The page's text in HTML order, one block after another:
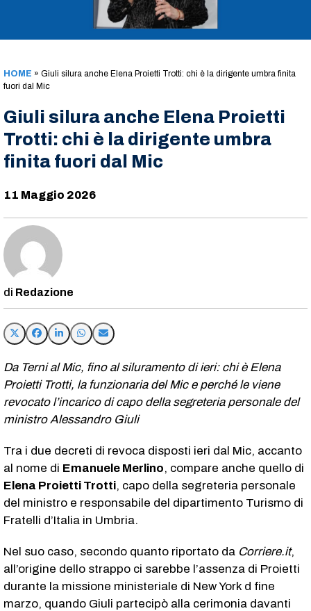
HOME » Giuli silura anche Elena Proietti Trotti: chi è la dirigente umbra finita
fuori dal Mic
Giuli silura anche Elena Proietti
Trotti: chi è la dirigente umbra
finita fuori dal Mic
11 Maggio 2026
Redazione
Da Terni al Mic, fino al siluramento di ieri: chi è Elena
Proietti Trotti, la funzionaria del Mic e perché le viene
revocato l’incarico di capo della segreteria personale del
ministro Alessandro Giuli
Tra i due decreti di revoca disposti ieri dal Mic, accanto
al nome di Emanuele Merlino, compare anche quello di
Elena Proietti Trotti, capo della segreteria personale
del ministro e responsabile del dipartimento Turismo di
Fratelli d’Italia in Umbria.
Nel suo caso, secondo quanto riportato da Corriere.it,
all’origine dello strappo ci sarebbe l’assenza di Proietti
durante la missione ministeriale di New York d fine
marzo, quando Giuli partecipò alla cerimonia davanti